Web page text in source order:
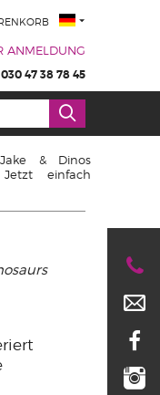
ANMELDUNG
47 38 78 45
& Dinos
einfach